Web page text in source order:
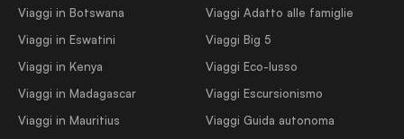
Viaggi in Botswana
Viaggi in Eswatini
Viaggi in Kenya
Viaggi in Madagascar
Viaggi in Mauritius
Viaggi Adatto alle famiglie
Viaggi Big 5
Viaggi Eco-lusso
Viaggi Escursionismo
Viaggi Guida autonoma